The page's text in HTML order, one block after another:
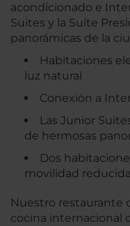
acondicionado e
Suites y la Suite
panorámicas de la
Habitaciones
luz natural
Conexión a
Las Junior
de hermosas
Dos
movilidad
Nuestro restaurante
cocina internacional